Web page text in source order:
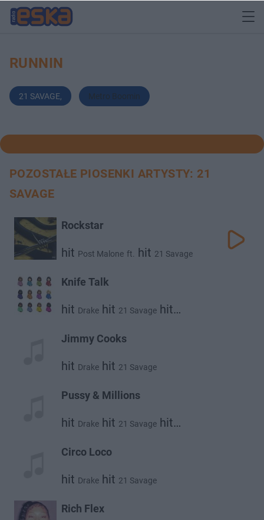
RUNNIN
21 SAVAGE, Metro Boomin
POZOSTAŁE PIOSENKI ARTYSTY: 21
SAVAGE
Rockstar
hit Post Malone ft. hit 21 Savage
Knife Talk
hit Drake hit 21 Savage hit
Jimmy Cooks
hit Drake hit 21 Savage
Pussy & Millions
hit Drake hit 21 Savage hit
Circo Loco
hit Drake hit 21 Savage
Rich Flex